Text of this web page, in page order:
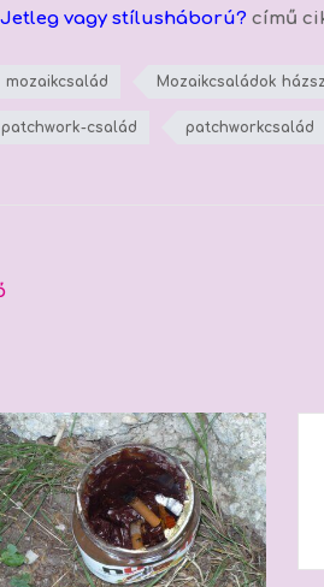
Jetleg vagy stílusháború? című
mozaikcsalád Mozaikcsaládok
patchwork-család patchworkcsalád